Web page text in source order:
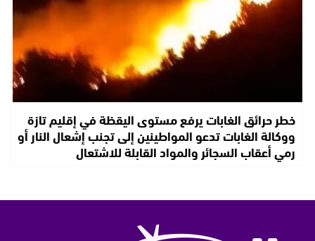
خطر حرائق الغابات يرفع مستوى اليقظة في إقليم تازة
ووكالة الغابات تدعو المواطينين إلى تجنب إشعال النار أو
رمي أعقاب السجائر والمواد القابلة للاشتعال